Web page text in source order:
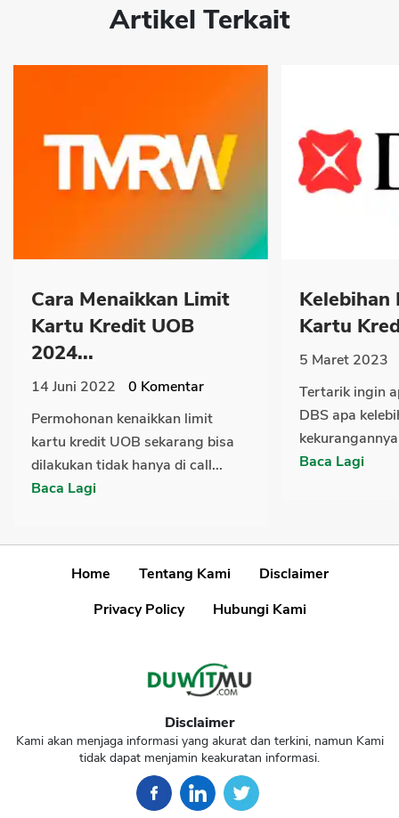
Artikel Terkait
Cara Menaikkan Limit
Kartu Kredit UOB
2024...
14 Juni 2022 0 Komentar
Permohonan kenaikkan limit
kartu kredit UOB sekarang bisa
dilakukan tidak hanya di call...
Baca Lagi
Kelebihan
Kartu
5 Maret 2023
Tertarik ingin
DBS apa
Baca Lagi
Home Tentang Kami
Disclaimer
Privacy Policy
Hubungi Kami
Disclaimer
Kami akan menjaga informasi yang akurat dan terkini, namun Kami
tidak dapat menjamin keakuratan informasi.